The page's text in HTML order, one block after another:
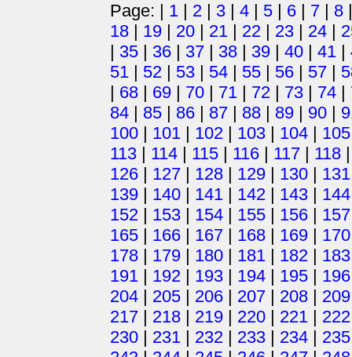
Page: | 1 | 2 | 3 | 4 | 5 | 6 | 7 | 8
18 | 19 | 20 | 21 | 22 | 23 | 24 |
| 35 | 36 | 37 | 38 | 39 | 40 | 41 |
51 | 52 | 53 | 54 | 55 | 56 | 57 |
| 68 | 69 | 70 | 71 | 72 | 73 | 74 |
84 | 85 | 86 | 87 | 88 | 89 | 90 |
100 | 101 | 102 | 103 | 104 | 105
113 | 114 | 115 | 116 | 117 | 118
126 | 127 | 128 | 129 | 130 | 131
139 | 140 | 141 | 142 | 143 | 144
152 | 153 | 154 | 155 | 156 | 157
165 | 166 | 167 | 168 | 169 | 170
178 | 179 | 180 | 181 | 182 | 183
191 | 192 | 193 | 194 | 195 | 196
204 | 205 | 206 | 207 | 208 | 209
217 | 218 | 219 | 220 | 221 | 222
230 | 231 | 232 | 233 | 234 | 235